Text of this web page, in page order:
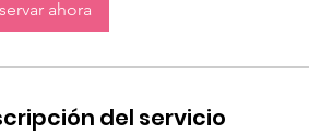
ahora
del servicio